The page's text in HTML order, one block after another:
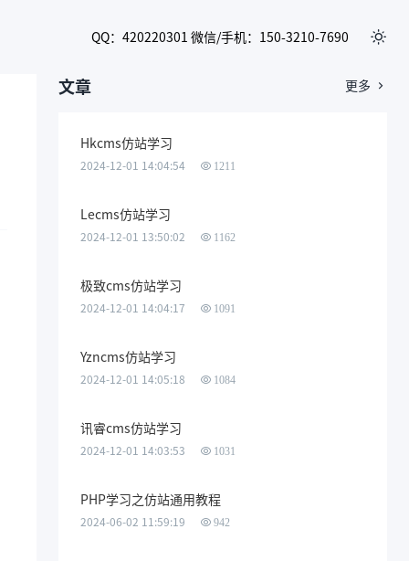

QQ：420220301 微信/手机：150-3210-7690
文章 更多 
Hkcms仿站学习
2024-12-01 14:04:54 1211
Lecms仿站学习
2024-12-01 13:50:02 1162
极致cms仿站学习
2024-12-01 14:04:17 1091
Yzncms仿站学习
2024-12-01 14:05:18 1084
讯睿cms仿站学习
2024-12-01 14:03:53 1031
PHP学习之仿站通用教程
2024-06-02 11:59:19 942